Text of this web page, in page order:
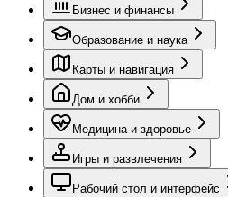
Бизнес и финансы
Образование и наука
Карты и навигация
Дом и хобби
Медицина и здоровье
Игры и развлечения
Рабочий стол и интерфейс